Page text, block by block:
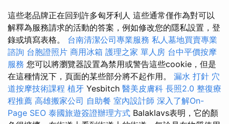
這些老品牌正在回到許多匈牙利人 這些通常僅作為對可以
解釋為服務請求的活動的答案，例如修改您的隱私設置，登
錄或填寫表格。 台南清潔公司專業服務 私人墓地買賣專業
諮詢 台胞證照片 商用冰箱 護理之家 單人房 台中平價按摩
服務 您可以將瀏覽器設置為禁用或警告這些cookie，但是
在這種情況下，頁面的某些部分將不起作用。 漏水 打針 穴
道按摩技術課程 植牙 Yesbitch 醫美皮膚科 長照2.0 整復療
程推薦 高雄搬家公司 自助餐 室內設計師 深入了解On-
Page SEO 泰國旅遊簽證辦理方式 Balaklavs表明，它的顏